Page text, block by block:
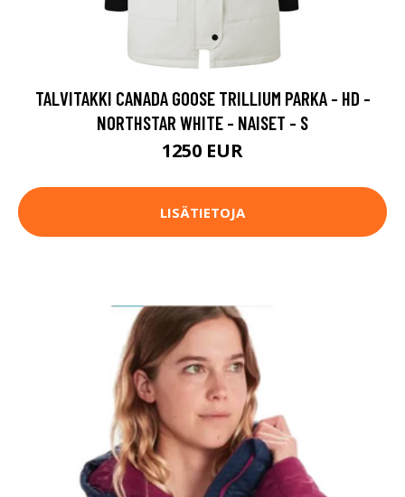
TALVITAKKI CANADA GOOSE TRILLIUM PARKA - HD -
NORTHSTAR WHITE - NAISET - S
1250 EUR
LISÄTIETOJA